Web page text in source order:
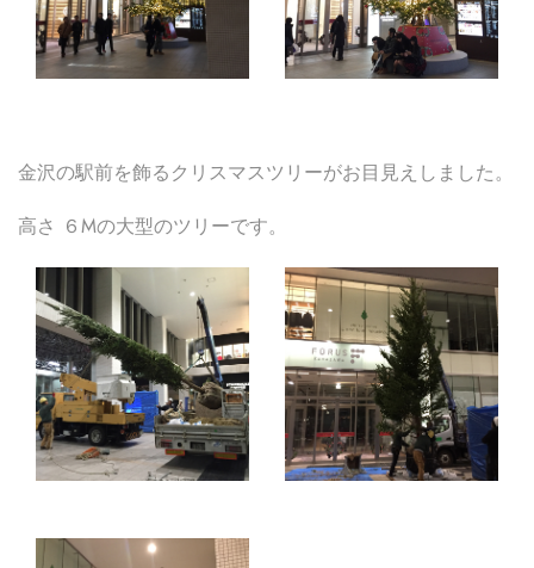
金沢の駅前を飾るクリスマスツリーがお目見えしました。
高さ ６Mの大型のツリーです。